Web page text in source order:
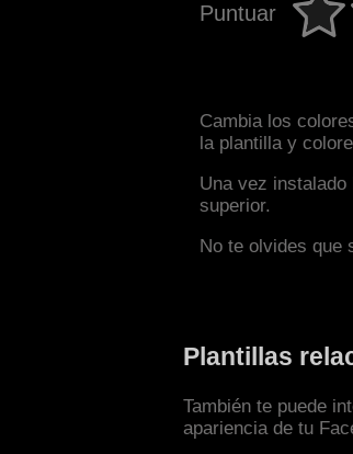
Puntuar
Cambia los
la plantilla y
Una vez
superior.
No te olvides que
Plantillas
También te puede
apariencia de tu